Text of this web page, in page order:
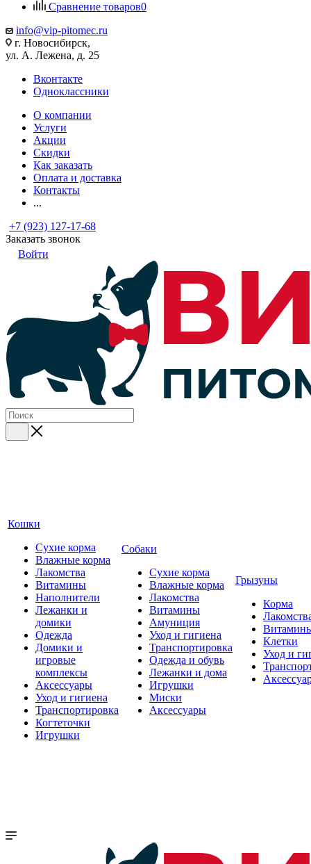
Сравнение товаров0
info@vip-pitomec.ru
г. Новосибирск,
ул. А. Лежена, д. 25
Вконтакте
Одноклассники
О компании
Услуги
Акции
Скидки
Как заказать
Оплата и доставка
Контакты
...
+7 (923) 127-17-68
Заказать звонок
Войти
Кошки
Сухие корма
Влажные корма
Лакомства
Витамины
Наполнители
Лежанки и
домики
Одежда
Домики и
игровые
комплексы
Аксессуары
Уход и гигиена
Транспортировка
Когтеточки
Игрушки
Собаки
Сухие корма
Влажные корма
Лакомства
Витамины
Амуниция
Уход и гигиена
Транспортировка
Одежда и обувь
Лежанки и дома
Игрушки
Миски
Аксессуары
Грызуны
Корма
Клетки
Уход и